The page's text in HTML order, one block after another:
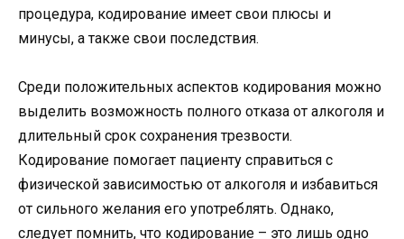
процедура, кодирование имеет свои плюсы и
минусы, а также свои последствия.
Среди положительных аспектов кодирования можно
выделить возможность полного отказа от алкоголя и
длительный срок сохранения трезвости.
Кодирование помогает пациенту справиться с
физической зависимостью от алкоголя и избавиться
от сильного желания его употреблять. Однако,
следует помнить, что кодирование – это лишь одно